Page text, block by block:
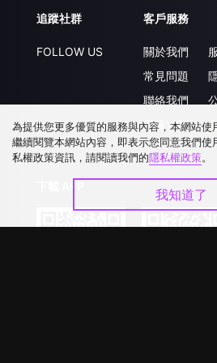
追蹤社群
FOLLOW US
客戶服務
關於我們
常見問題
聯絡我們
升級VIP
為提供您更多優質的服務與內容，本網站
繼續閱覽本網站內容，即表示您同意我們
私權政策資訊，請閱讀我們的隱私權政策。
我知道了